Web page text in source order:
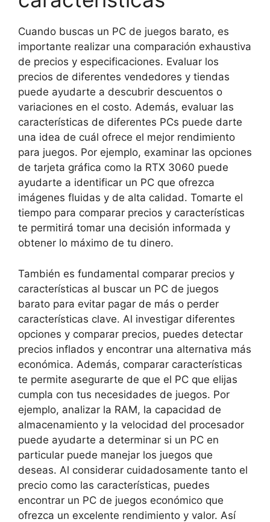
Cuando buscas un PC de juegos barato, es
importante realizar una comparación exhaustiva
de precios y especificaciones. Evaluar los
precios de diferentes vendedores y tiendas
puede ayudarte a descubrir descuentos o
variaciones en el costo. Además, evaluar las
características de diferentes PCs puede darte
una idea de cuál ofrece el mejor rendimiento
para juegos. Por ejemplo, examinar las opciones
de tarjeta gráfica como la RTX 3060 puede
ayudarte a identificar un PC que ofrezca
imágenes fluidas y de alta calidad. Tomarte el
tiempo para comparar precios y características
te permitirá tomar una decisión informada y
obtener lo máximo de tu dinero.
También es fundamental comparar precios y
características al buscar un PC de juegos
barato para evitar pagar de más o perder
características clave. Al investigar diferentes
opciones y comparar precios, puedes detectar
precios inflados y encontrar una alternativa más
económica. Además, comparar características
te permite asegurarte de que el PC que elijas
cumpla con tus necesidades de juegos. Por
ejemplo, analizar la RAM, la capacidad de
almacenamiento y la velocidad del procesador
puede ayudarte a determinar si un PC en
particular puede manejar los juegos que
deseas. Al considerar cuidadosamente tanto el
precio como las características, puedes
encontrar un PC de juegos económico que
ofrezca un excelente rendimiento y valor. Así